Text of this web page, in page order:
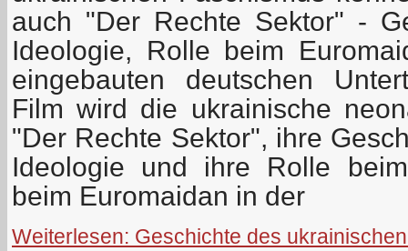
auch "Der Rechte Sektor" -
Ideologie, Rolle beim
eingebauten deutschen
Film wird die ukrainische
"Der Rechte Sektor", ihre
Ideologie und ihre Rolle
beim Euromaidan in der
Weiterlesen: Geschichte des